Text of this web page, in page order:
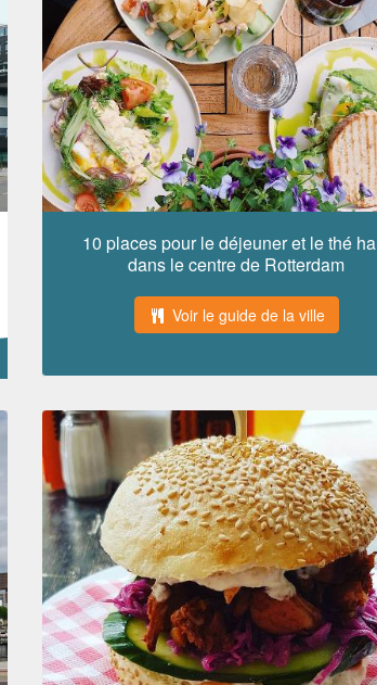
10 places pour le déjeuner et le thé
dans le centre de Rotterdam
Voir le guide de la ville